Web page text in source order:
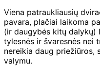
Viena patraukliausių
pavara, plačiai laikoma
(ir daugybės kitų dalykų)
tylesnės ir švaresnės nei
nereikia daug priežiūros,
valymu.